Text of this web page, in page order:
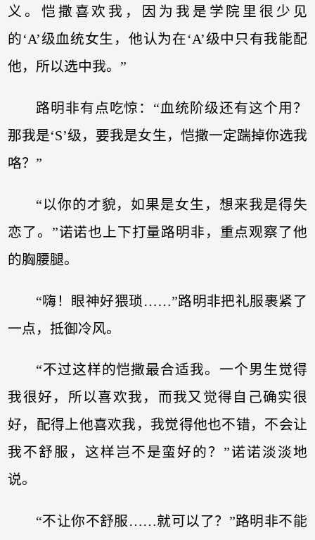
义。恺撒喜欢我，因为我是学院里很少见
的‘A’级血统女生，他认为在‘A’级中只有我能配
他，所以选中我。”
路明非有点吃惊：“血统阶级还有这个用？
那我是‘S’级，要我是女生，恺撒一定踹掉你选我
咯？”
“以你的才貌，如果是女生，想来我是得失
恋了。”诺诺也上下打量路明非，重点观察了他
的胸腰腿。
“嗨！眼神好猥琐……”路明非把礼服裹紧了
一点，抵御冷风。
“不过这样的恺撒最合适我。一个男生觉得
我很好，所以喜欢我，而我又觉得自己确实很
好，配得上他喜欢我，我觉得他也不错，不会让
我不舒服，这样岂不是蛮好的？”诺诺淡淡地
说。
“不让你不舒服……就可以了？”路明非不能